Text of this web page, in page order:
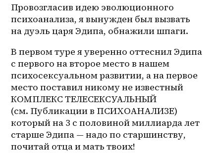
Провозгласив идею эволюционного
психоанализа, я вынужден был вызвать
на дуэль царя Эдипа, обнажили шпаги.
В первом туре я уверенно оттеснил Эдипа
с первого на второе место в нашем
психосексуальном развитии, а на первое
место поставил никому не известный
КОМПЛЕКС ТЕЛЕСЕКСУАЛЬНЫЙ
(см. Публикации в ПСИХОАНАЛИЗЕ)
который на 3 с половиной миллиарда лет
старше Эдипа — надо по старшинству,
почитай отца и мать твоих!